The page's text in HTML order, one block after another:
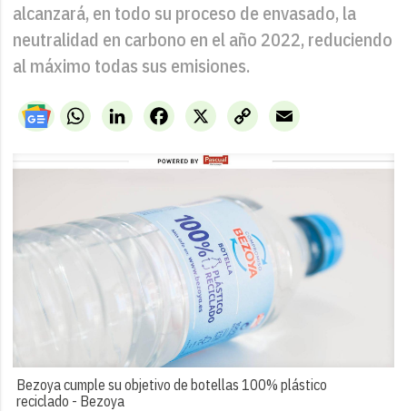
alcanzará, en todo su proceso de envasado, la
neutralidad en carbono en el año 2022, reduciendo
al máximo todas sus emisiones.
WhatsAppLinkedIn X
Facebook
Copy
Link
Email
Bezoya cumple su objetivo de botellas 100% plástico
reciclado - Bezoya